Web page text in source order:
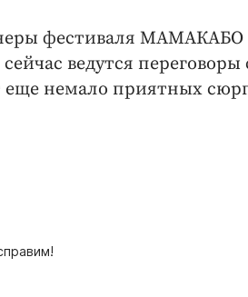
фестиваля МАМАКАБО
ведутся
немало приятных